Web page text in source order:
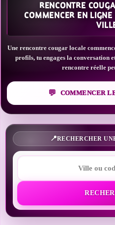
RENCONTRE
COMMENCER EN
Une rencontre cougar locale
profils, tu engages la conversation
rencontre réelle
COMMENCER
RECHERCHER